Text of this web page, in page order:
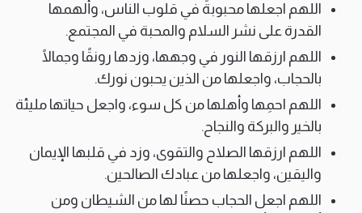
اللهم اجعلها محبوبةً في قلوب الناس، وألهمها
القدرة على نشر السلام والمحبة في المجتمع.
اللهم ارزقها النور في وجهها، وزدها رونقًا وجمالًا
بالحجاب، واجعلها من الذين يحبون نورك.
اللهم احمِها وأهلها من كل سوء، واجعل حياتها مليئة
بالخير والبركة والنجاح.
اللهم ارزقها الصلاح والتقوى، وزد في قلبها الإيمان
واليقين، واجعلها من عبادك الصالحين.
اللهم اجعل الحجاب حصنًا لها من الشيطان ومن